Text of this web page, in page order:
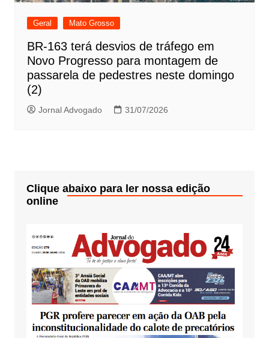
Geral Mato Grosso
BR-163 terá desvios de tráfego em
Novo Progresso para montagem de
passarela de pedestres neste domingo
(2)
Jornal Advogado 31/07/2026
Clique abaixo para ler nossa edição
online